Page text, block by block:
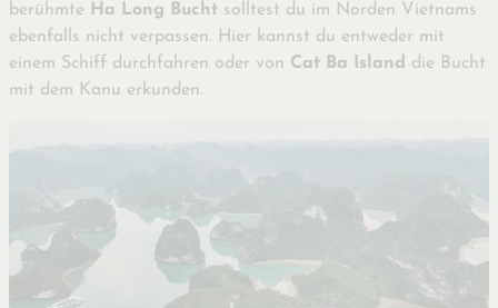
berühmte Ha Long Bucht solltest du im Norden Vietnams
ebenfalls nicht verpassen. Hier kannst du entweder mit
einem Schiff durchfahren oder von Cat Ba Island die Bucht
mit dem Kanu erkunden.